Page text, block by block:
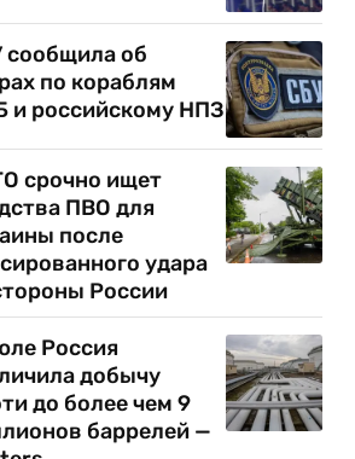
сообщила об
по кораблям
и российскому НПЗ
срочно ищет
ПВО для
после
удара
России
Россия
добычу
до более чем 9
баррелей —